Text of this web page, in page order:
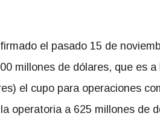
el pasado 15 de
millones de dólares, que es
el cupo para operaciones
operatoria a 625 millones de